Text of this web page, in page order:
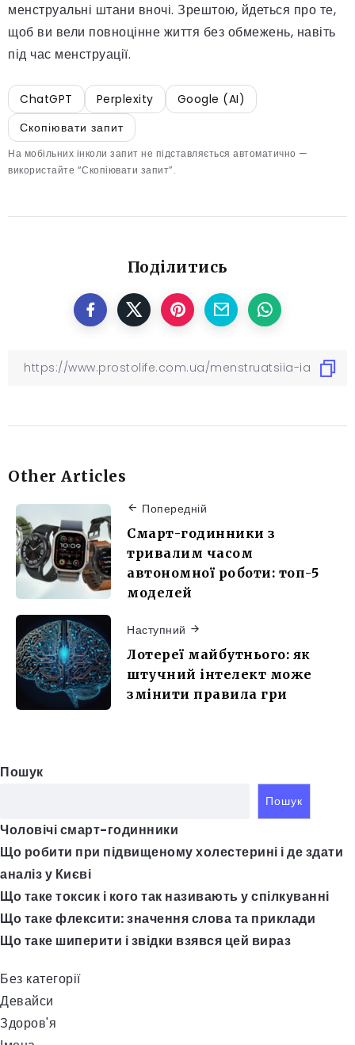
менструальні штани вночі. Зрештою, йдеться про те,
щоб ви вели повноцінне життя без обмежень, навіть
під час менструації.
ChatGPT Perplexity
Google (AI)
Скопіювати запит
На мобільних інколи запит не підставляється автоматично —
використайте “Скопіювати запит”.
Поділитись
Other Articles
Попередній
Смарт-годинники з
тривалим часом
автономної роботи: топ-5
моделей
Наступний
Лотереї майбутнього: як
штучний інтелект може
змінити правила гри
Пошук
Пошук
Чоловічі смарт-годинники
Що робити при підвищеному холестерині і де здати
аналіз у Києві
Що таке токсик і кого так називають у спілкуванні
Що таке флексити: значення слова та приклади
Що таке шиперити і звідки взявся цей вираз
Без категорії
Девайси
Здоров'я